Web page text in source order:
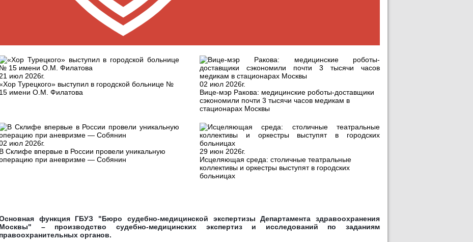
июл 2026г.
Турецкого» выступил в городской больнице №
15 имени О.М. Филатова
02 июл 2026г.
Вице-мэр Ракова: медицинские роботы-доставщики
сэкономили почти 3 тысячи часов медикам в
стационарах Москвы
июл 2026г.
В Склифе впервые в России провели уникальную
при аневризме — Собянин
29 июн 2026г.
Исцеляющая среда: столичные театральные
коллективы и оркестры выступят в городских
больницах
функция ГБУЗ "Бюро судебно-медицинской экспертизы Департамента здравоохранения
Москвы" – производство судебно-медицинских экспертиз и исследований по заданиям
правоохранительных органов.